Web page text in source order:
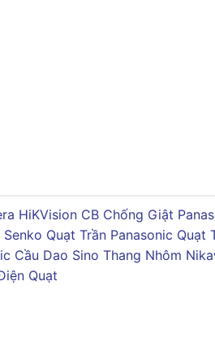
HiKVision CB Chống Giật
Senko Quạt Trần Panasonic Quạt
Cầu Dao Sino Thang Nhôm
Quạt